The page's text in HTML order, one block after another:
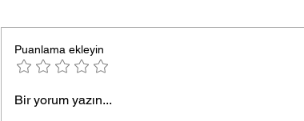
Yeni Yıla Merhaba
Puanlama ekleyin
Bir yorum yazın...